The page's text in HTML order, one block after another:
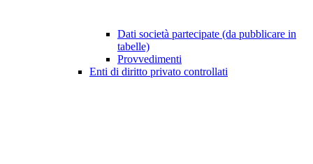
Dati società partecipate (da pubblicare in
tabelle)
Provvedimenti
Enti di diritto privato controllati